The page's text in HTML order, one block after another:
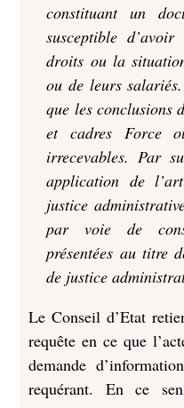
constituant un
susceptible
droits ou la
ou de leurs
que les conclusions
et cadres Force
irrecevables. Par
application de
justice
par voie de
présentées au titre
de justice
Le Conseil d’Etat
requête en ce que
demande
requérant. En ce